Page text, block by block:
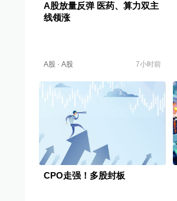
A股放量反弹 医药、算力双主
线领涨
A股 · A股 7小时前
CPO走强！多股封板